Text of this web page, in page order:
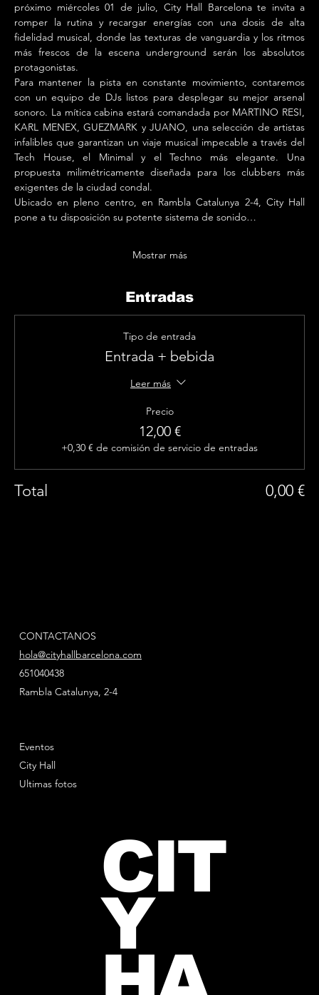
próximo miércoles 01 de julio, City Hall Barcelona te invita a
romper la rutina y recargar energías con una dosis de alta
fidelidad musical, donde las texturas de vanguardia y los ritmos
más frescos de la escena underground serán los absolutos
protagonistas.
Para mantener la pista en constante movimiento, contaremos
con un equipo de DJs listos para desplegar su mejor arsenal
sonoro. La mítica cabina estará comandada por MARTINO RESI,
KARL MENEX, GUEZMARK y JUANO, una selección de artistas
infalibles que garantizan un viaje musical impecable a través del
Tech House, el Minimal y el Techno más elegante. Una
propuesta milimétricamente diseñada para los clubbers más
exigentes de la ciudad condal.
Ubicado en pleno centro, en Rambla Catalunya 2-4, City Hall
pone a tu disposición su potente sistema de sonido…
Mostrar más
Entradas
Tipo de entrada
Entrada + bebida
Leer más
Precio
12,00 €
+0,30 € de comisión de servicio de entradas
Total 0,00 €
Eventos
City Hall
Ultimas fotos
CIT
Y
CONTACTANOS
hola@cityhallbarcelona.com
651040438
Rambla Catalunya, 2-4